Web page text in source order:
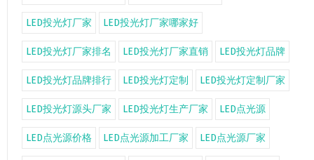
LED投光灯厂家 LED投光灯厂家哪家好
LED投光灯厂家排名 LED投光灯厂家直销 LED投光灯品牌
LED投光灯品牌排行 LED投光灯定制 LED投光灯定制厂家
LED投光灯源头厂家 LED投光灯生产厂家 LED点光源
LED点光源价格 LED点光源加工厂家 LED点光源厂家